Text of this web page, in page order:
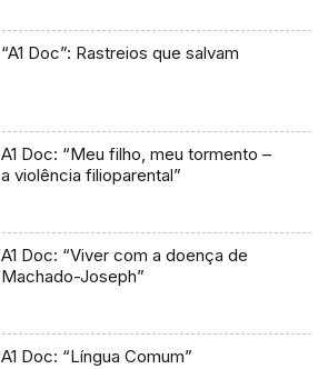
“A1 Doc”: Rastreios que salvam
A1 Doc: “Meu filho, meu tormento –
a violência filioparental”
A1 Doc: “Viver com a doença de
Machado-Joseph”
A1 Doc: “Língua Comum”